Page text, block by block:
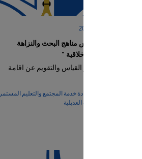
دورة "أسس مناهج البحث والنزاهة
البحثية والأخلاقية "
يعلن مركز القياس والتقويم عن اقامة
مبنى عمادة خدمة المجتمع والتعليم المستمر